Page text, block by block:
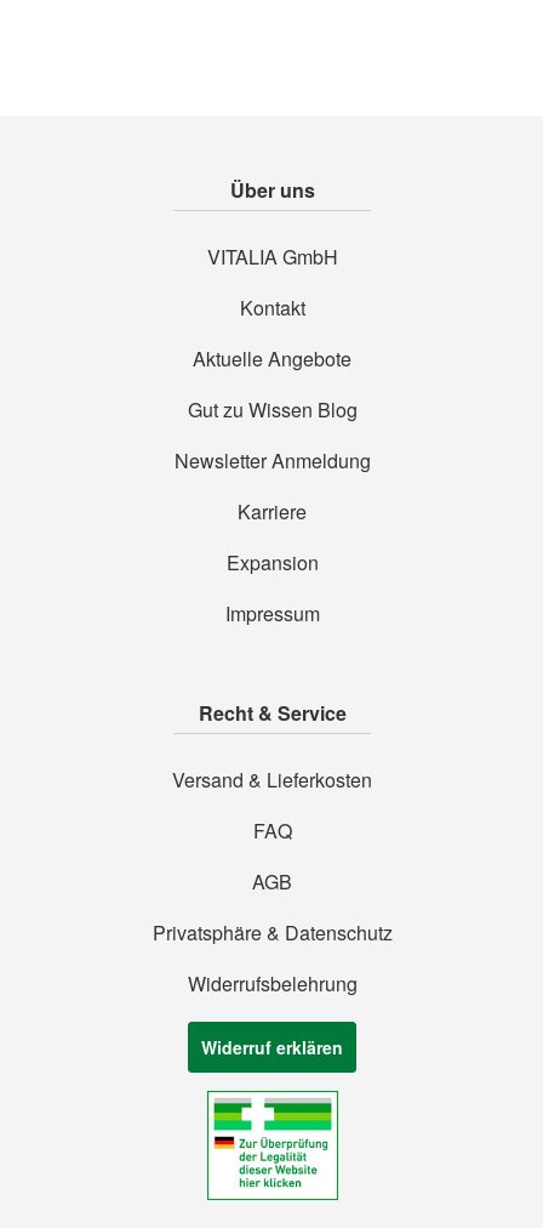
Über uns
VITALIA GmbH
Kontakt
Aktuelle Angebote
Gut zu Wissen Blog
Newsletter Anmeldung
Karriere
Expansion
Impressum
Recht & Service
Versand & Lieferkosten
FAQ
AGB
Privatsphäre & Datenschutz
Widerrufsbelehrung
Widerruf erklären